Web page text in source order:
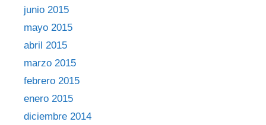
junio 2015
mayo 2015
abril 2015
marzo 2015
febrero 2015
enero 2015
diciembre 2014